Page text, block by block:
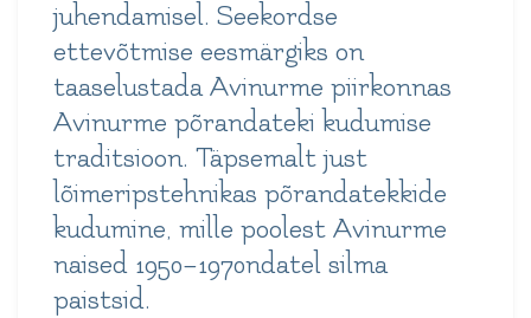
juhendamisel. Seekordse
ettevõtmise eesmärgiks on
taaselustada Avinurme piirkonnas
Avinurme põrandateki kudumise
traditsioon. Täpsemalt just
lõimeripstehnikas põrandatekkide
kudumine, mille poolest Avinurme
naised 1950–1970ndatel silma
paistsid.